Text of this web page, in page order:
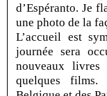
d’Espéranto. Je
une photo de la
L’accueil est
journée sera
nouveaux livres
quelques films.